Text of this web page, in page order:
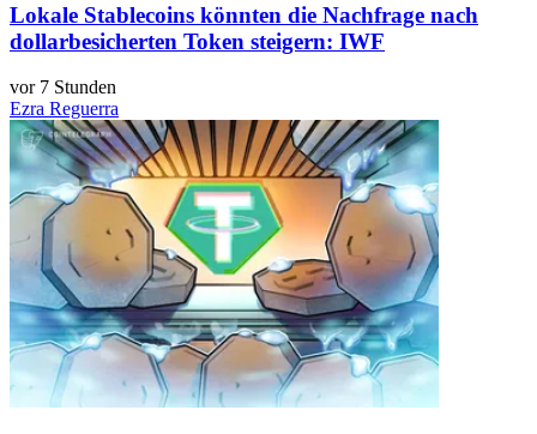
Lokale Stablecoins könnten die Nachfrage nach
dollarbesicherten Token steigern: IWF
vor 7 Stunden
Ezra Reguerra